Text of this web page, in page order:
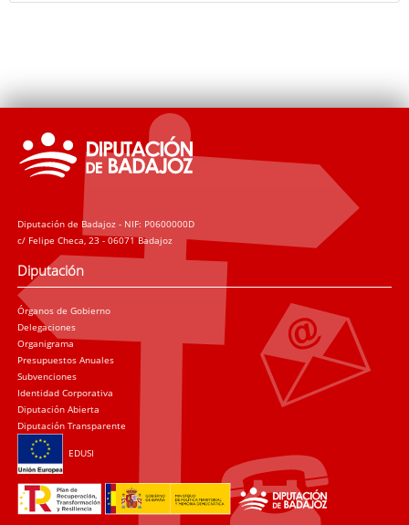
Diputación de Badajoz - NIF: P0600000D
c/ Felipe Checa, 23 - 06071 Badajoz
Diputación
Órganos de Gobierno
Delegaciones
Organigrama
Presupuestos Anuales
Subvenciones
Identidad Corporativa
Diputación Abierta
Diputación Transparente
EDUSI